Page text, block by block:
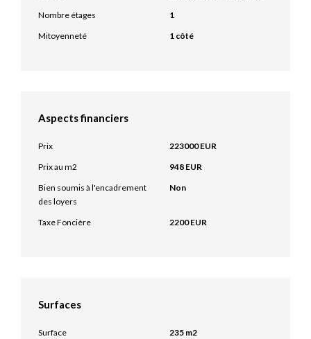
Nombre étages
1
Mitoyenneté
1 côté
Aspects financiers
Prix
223000 EUR
Prix au m2
948 EUR
Bien soumis à l'encadrement
des loyers
Non
Taxe Foncière 2200 EUR
Surfaces
Surface
235 m2